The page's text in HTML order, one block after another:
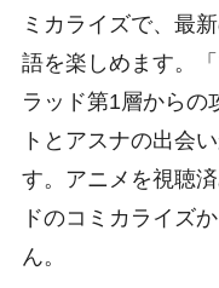
ミカライズで、最
語を楽しめます。
ラッド第1層からの
トとアスナの出会
す。アニメを視聴
ドのコミカライズ
ん。